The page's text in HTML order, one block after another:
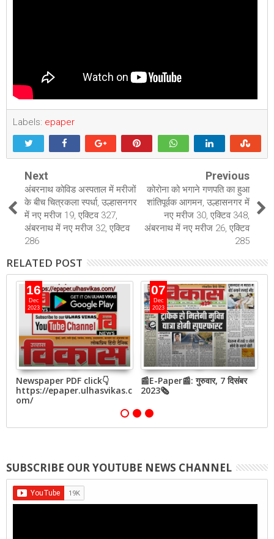
Labels: epaper
Next
अंबरनाथ कोविड अस्पताल में मरीजों
के बीच चित्रकला स्पर्धा, उल्हासनगर
में नए मरीज 19, एक्टिव 327,
अंबरनाथ में नए मरीज 32, एक्टिव
286
Previous
कोरोना को भगाने गणपति का हुआ
शांतिपूर्वक आगमन, उल्हासनगर में
नए मरीज 30, एक्टिव 348,
अंबरनाथ में नए मरीज 26, एक्टिव
285
RELATED POST
16
Dec
2023
Newspaper PDF click👇
https://epaper.ulhasvikas.c
om/
07
Dec
2023
📰E-Paper📰: गुरुवार, 7 दिसंबर
2023🗞
SUBSCRIBE OUR YOUTUBE NEWS CHANNEL